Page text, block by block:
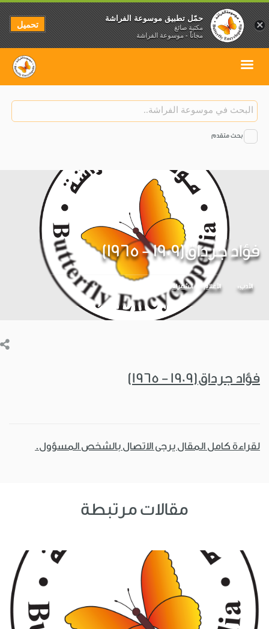
بحث متقدم
فؤاد جرداق(1909 - 1965)
الأدب الأعلام الشعراء
فؤاد جرداق(1909 - 1965)
لقراءة كامل المقال يرجى الاتصال بالشخص المسؤول.
مقالات مرتبطة
×
حمّل تطبيق موسوعة الفراشة
مكتبة صائغ
مجاناً - موسوعة الفراشة
تحميل